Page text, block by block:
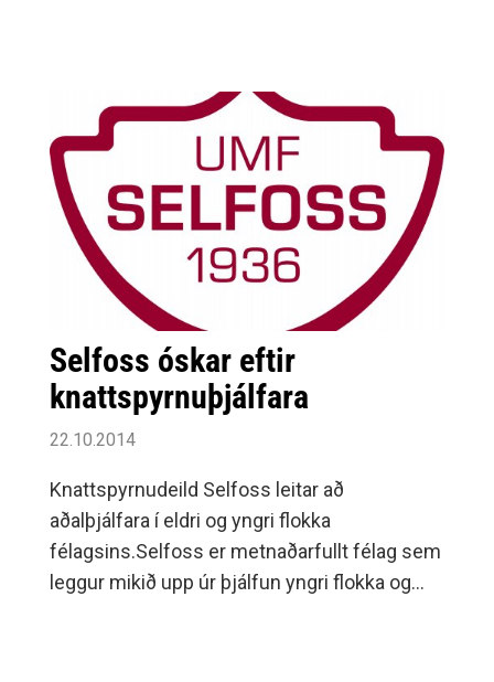
Selfoss óskar eftir
knattspyrnuþjálfara
22.10.2014
Knattspyrnudeild Selfoss leitar að
aðalþjálfara í eldri og yngri flokka
félagsins.Selfoss er metnaðarfullt félag sem
leggur mikið upp úr þjálfun yngri flokka og